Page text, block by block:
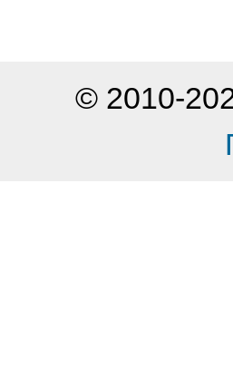
© 2010-